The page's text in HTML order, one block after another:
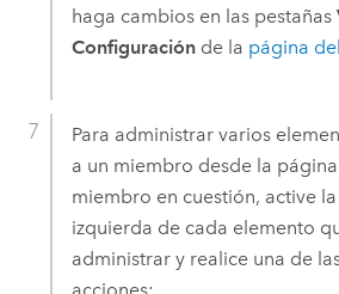
haga cambios en las pestañas
Configuraciónde la página
Para administrar varios
a un miembro desde la
miembro en cuestión, active
izquierda de cada elemento
administrar y realice una de